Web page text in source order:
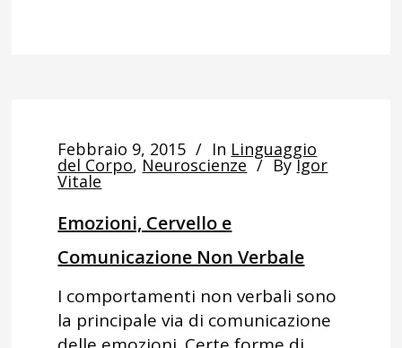
Febbraio 9, 2015 In Linguaggio
del Corpo, Neuroscienze By Igor
Vitale
Emozioni, Cervello e
Comunicazione Non Verbale
I comportamenti non verbali sono
la principale via di comunicazione